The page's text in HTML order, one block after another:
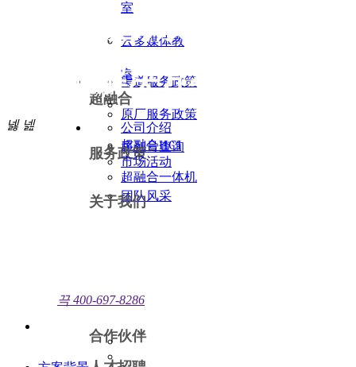
超融合
超融合HCI
超融合一体机
室
云多媒体教
室
渠道服务政策
原厂服务政策
序列号查询
服务政策
合作伙伴
公司介绍
市场活动
团队风采
关于我们
끅 400-697-8286
云之翼政务双网隔离
云桌面解决方案
넳 넲